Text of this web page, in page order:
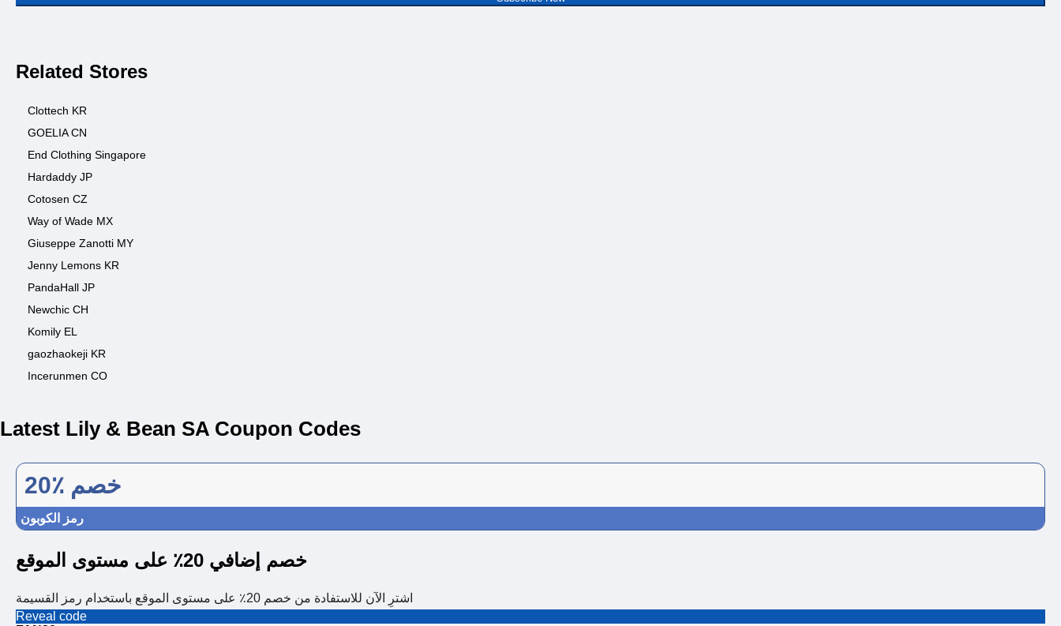
Related Stores
Clottech KR
GOELIA CN
End Clothing Singapore
Hardaddy JP
Cotosen CZ
Way of Wade MX
Giuseppe Zanotti MY
Jenny Lemons KR
PandaHall JP
Newchic CH
Komily EL
gaozhaokeji KR
Incerunmen CO
Latest Lily & Bean SA Coupon Codes
20٪ خصم
رمز الكوبون
خصم إضافي 20٪ على مستوى الموقع
اشترِ الآن للاستفادة من خصم 20٪ على مستوى الموقع باستخدام رمز القسيمة
Reveal code